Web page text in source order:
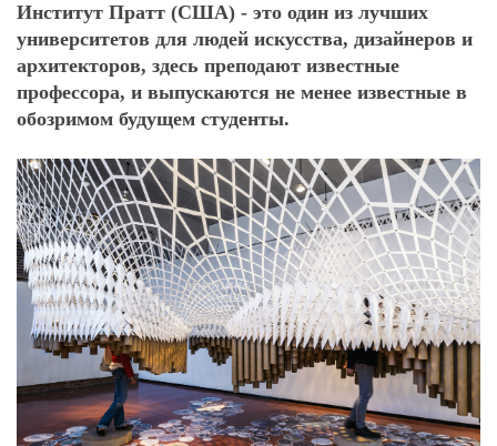
Институт Пратт (США) - это один из лучших
университетов для людей искусства, дизайнеров и
архитекторов, здесь преподают известные
профессора, и выпускаются не менее известные в
обозримом будущем студенты.